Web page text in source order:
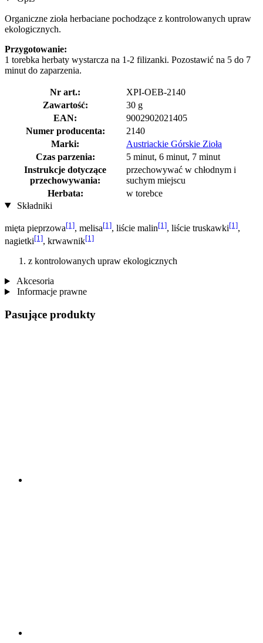
Organiczne zioła herbaciane pochodzące z kontrolowanych upraw
ekologicznych.
Przygotowanie:
1 torebka herbaty wystarcza na 1-2 filizanki. Pozostawić na 5 do 7
minut do zaparzenia.
Nr art.:
XPI-OEB-2140
Zawartość:
30 g
EAN:
9002902021405
Numer producenta:
2140
Marki:
Austriackie Górskie Zioła
Czas parzenia:
5 minut, 6 minut, 7 minut
Instrukcje dotyczące
przechowywania:
przechowywać w chłodnym i
suchym miejscu
Herbata:
w torebce
Składniki
mięta pieprzowa[1], melisa[1], liście malin[1], liście truskawki[1],
nagietki[1], krwawnik[1]
z kontrolowanych upraw ekologicznych
Akcesoria
Informacje prawne
Pasujące produkty